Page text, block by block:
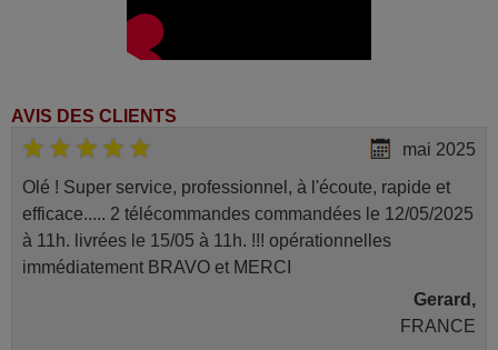
Digihome 10100208
(DGH32DLEDPC16B)
Digihome 10101067
(DGD32277LED)
Digihome 10101706
(49287FHDDLED)
Digihome 10102099
Digihome 22272FHDDVDLED
Digihome 28273HDLEDDVD
Digihome 32 H 161
Digihome 32180 SM HD LED
Digihome 32272HDDVDLED
Digihome 32278FHDDLED
AVIS DES CLIENTS
mai 2025
Olé ! Super service, professionnel, à l'écoute, rapide et
efficace..... 2 télécommandes commandées le 12/05/2025
à 11h. livrées le 15/05 à 11h. !!! opérationnelles
immédiatement BRAVO et MERCI
Gerard,
FRANCE